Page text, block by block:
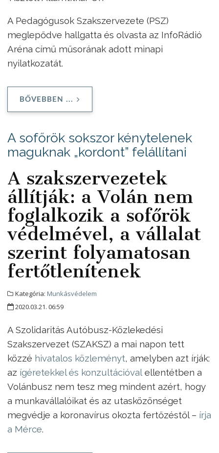
A Pedagógusok Szakszervezete (PSZ)
meglepődve hallgatta és olvasta az InfoRádió
Aréna című műsorának adott minapi
nyilatkozatát.
BŐVEBBEN ...
A sofőrök sokszor kénytelenek
maguknak „kordont” felállítani
A szakszervezetek
állítják: a Volán nem
foglalkozik a sofőrök
védelmével, a vállalat
szerint folyamatosan
fertőtlenítenek
Kategória: Munkásvédelem
2020.03.21. 06:59
A Szolidaritás Autóbusz-Közlekedési
Szakszervezet (SZAKSZ) a mai napon tett
közzé hivatalos közleményt, amelyben azt írják:
az ígéretekkel és konzultációval ellentétben a
Volánbusz nem tesz meg mindent azért, hogy
a munkavállalóikat és az utasközönséget
megvédje a koronavírus okozta fertőzéstől – írja
a Mérce.